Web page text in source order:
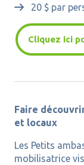
 20 $ par
Cliquez ici
Faire
et locaux
Les Petits
mobilisatrice